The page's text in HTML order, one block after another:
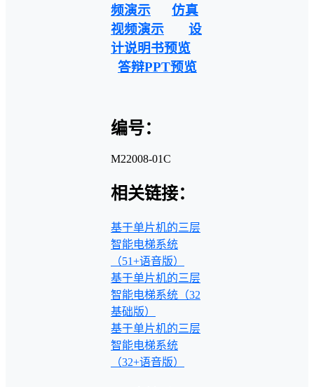
频演示
仿真
视频演示
设
计说明书预览
答辩PPT预览
编号：
M22008-01C
相关链接：
基于单片机的三层
智能电梯系统
（51+语音版）
基于单片机的三层
智能电梯系统（32
基础版）
基于单片机的三层
智能电梯系统
（32+语音版）